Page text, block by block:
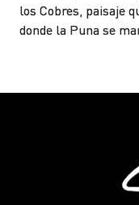
los Cobres, paisaje
donde la Puna se